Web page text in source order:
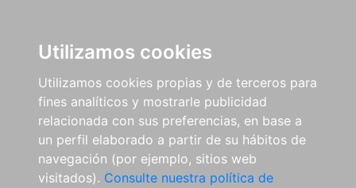
Utilizamos cookies
Utilizamos cookies propias y de terceros para
fines analíticos y mostrarle publicidad
relacionada con sus preferencias, en base a
un perfil elaborado a partir de su hábitos de
navegación (por ejemplo, sitios web
visitados). Consulte nuestra política de